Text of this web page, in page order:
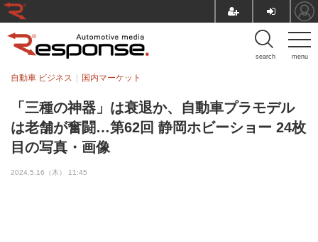
menu
search
「三種の神器」は衰退か、自動車プラモデル
は老舗が奮闘…第62回 静岡ホビーショー 24枚
目の写真・画像
自動車 ビジネス 国内マーケット
2024.5.16（木） 11:45